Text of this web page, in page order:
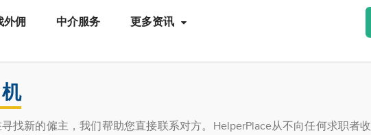
外佣 中介服务 更多资讯
找新的僱主，我们帮助您直接联系对方。HelperPlace从不向任何求职者收